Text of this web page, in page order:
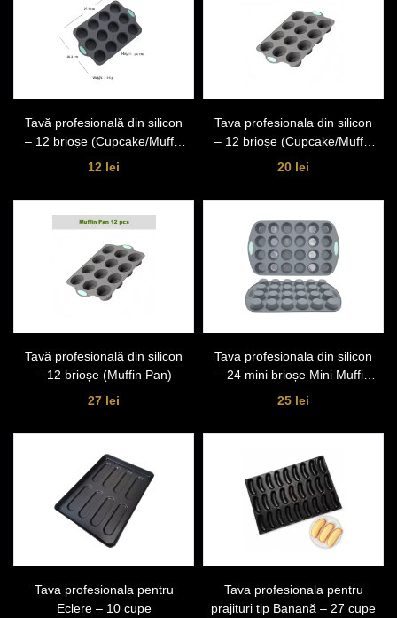
Tavă profesională din silicon
– 12 brioșe (Cupcake/Muffin
Pan)
12 lei
Tava profesionala din silicon
– 12 brioșe (Cupcake/Muffin
Pan)
20 lei
Tavă profesională din silicon
– 12 brioșe (Muffin Pan)
27 lei
Tava profesionala din silicon
– 24 mini brioșe Mini Muffin
Pan
25 lei
Tava profesionala pentru
Eclere – 10 cupe
Tava profesionala pentru
prajituri tip Banană – 27 cupe